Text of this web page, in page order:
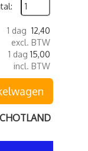
1 dag 12,40
excl. BTW
1 dag 15,00
incl. BTW